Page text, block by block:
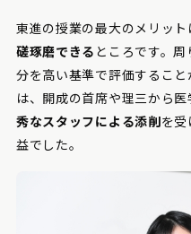
東進の授業の最大のメリット
磋琢磨できる ところです。
分を高い基準で評価するこ
は、開成の首席や理三から医
秀なスタッフによる添削を
益でした。